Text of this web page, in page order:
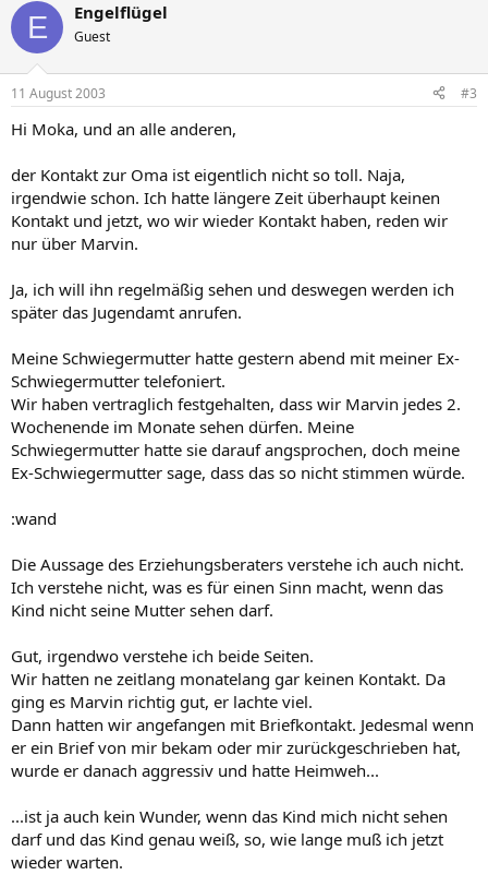
E Engelflügel
Guest
11 August 2003 #3
Hi Moka, und an alle anderen,
der Kontakt zur Oma ist eigentlich nicht so toll. Naja,
irgendwie schon. Ich hatte längere Zeit überhaupt keinen
Kontakt und jetzt, wo wir wieder Kontakt haben, reden wir
nur über Marvin.
Ja, ich will ihn regelmäßig sehen und deswegen werden ich
später das Jugendamt anrufen.
Meine Schwiegermutter hatte gestern abend mit meiner Ex-
Schwiegermutter telefoniert.
Wir haben vertraglich festgehalten, dass wir Marvin jedes 2.
Wochenende im Monate sehen dürfen. Meine
Schwiegermutter hatte sie darauf angsprochen, doch meine
Ex-Schwiegermutter sage, dass das so nicht stimmen würde.
:wand
Die Aussage des Erziehungsberaters verstehe ich auch nicht.
Ich verstehe nicht, was es für einen Sinn macht, wenn das
Kind nicht seine Mutter sehen darf.
Gut, irgendwo verstehe ich beide Seiten.
Wir hatten ne zeitlang monatelang gar keinen Kontakt. Da
ging es Marvin richtig gut, er lachte viel.
Dann hatten wir angefangen mit Briefkontakt. Jedesmal wenn
er ein Brief von mir bekam oder mir zurückgeschrieben hat,
wurde er danach aggressiv und hatte Heimweh...
...ist ja auch kein Wunder, wenn das Kind mich nicht sehen
darf und das Kind genau weiß, so, wie lange muß ich jetzt
wieder warten.